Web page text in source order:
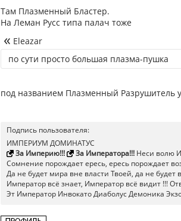
Там Плазменный Бластер.
На Леман Русс типа палач тоже
Eleazar
по сути просто большая плазма-пушка
под названием Плазменный Разрушитель
Подпись пользователя:
ИМПЕРИУМ ДОМИНАТУС
За Империю!!!
За Императора!!!Неси волю
Сомнение порождает ересь, ересь порождает
Да не будет мира вне власти Твоей, да не будет
Император всё знает, Император всё видит !!!
Эт Император Инвокато Диаболус Демоника